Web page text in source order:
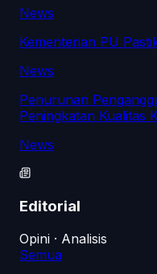
News
Kementerian PU
News
Penurunan
Peningkatan Kualitas
News
Editorial
Opini · Analisis
Semua